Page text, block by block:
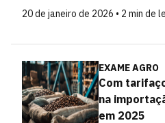
20 de janeiro de 2026 • 2 min de
EXAME AGRO
Com
na
em 2025